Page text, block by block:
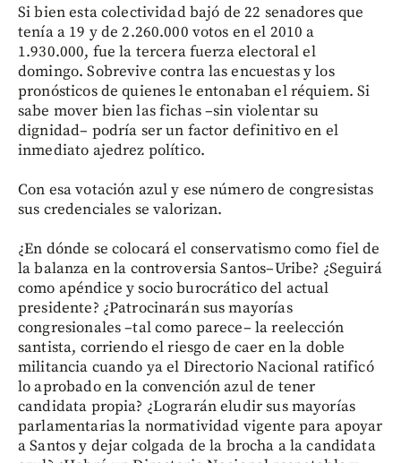
Si bien esta colectividad bajó de 22 senadores que
tenía a 19 y de 2.260.000 votos en el 2010 a
1.930.000, fue la tercera fuerza electoral el
domingo. Sobrevive contra las encuestas y los
pronósticos de quienes le entonaban el réquiem. Si
sabe mover bien las fichas –sin violentar su
dignidad– podría ser un factor definitivo en el
inmediato ajedrez político.
Con esa votación azul y ese número de congresistas
sus credenciales se valorizan.
¿En dónde se colocará el conservatismo como fiel de
la balanza en la controversia Santos–Uribe? ¿Seguirá
como apéndice y socio burocrático del actual
presidente? ¿Patrocinarán sus mayorías
congresionales –tal como parece– la reelección
santista, corriendo el riesgo de caer en la doble
militancia cuando ya el Directorio Nacional ratificó
lo aprobado en la convención azul de tener
candidata propia? ¿Lograrán eludir sus mayorías
parlamentarias la normatividad vigente para apoyar
a Santos y dejar colgada de la brocha a la candidata